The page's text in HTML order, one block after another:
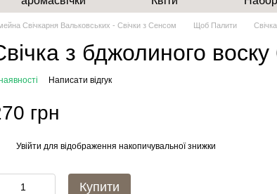
Свічкарня Вальковських - Свічки з Сенсом Щоб Палити
з бджолиного
Написати відгук
грн
Увійти для відображення накопичувальної знижки
Купити